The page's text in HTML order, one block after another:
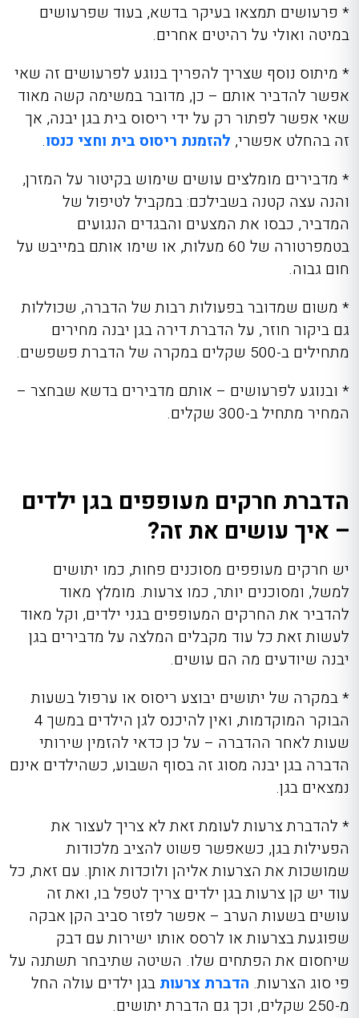
* פרעושים תמצאו בעיקר בדשא, בעוד שפרעושים
במיטה ואולי על רהיטים אחרים.
* מיתוס נוסף שצריך להפריך בנוגע לפרעושים זה שאי
אפשר להדביר אותם – כן, מדובר במשימה קשה מאוד
שאי אפשר לפתור רק על ידי ריסוס בית בגן יבנה, אך
זה בהחלט אפשרי, להזמנת ריסוס בית וחצי כנסו.
* מדבירים מומלצים עושים שימוש בקיטור על המזרן,
והנה עצה קטנה בשבילכם: במקביל לטיפול של
המדביר, כבסו את המצעים והבגדים הנגועים
בטמפרטורה של 60 מעלות, או שימו אותם במייבש על
חום גבוה.
* משום שמדובר בפעולות רבות של הדברה, שכוללות
גם ביקור חוזר, על הדברת דירה בגן יבנה מחירים
מתחילים ב-500 שקלים במקרה של הדברת פשפשים.
* ובנוגע לפרעושים – אותם מדבירים בדשא שבחצר –
המחיר מתחיל ב-300 שקלים.
הדברת חרקים מעופפים בגן ילדים
– איך עושים את זה?
יש חרקים מעופפים מסוכנים פחות, כמו יתושים
למשל, ומסוכנים יותר, כמו צרעות. מומלץ מאוד
להדביר את החרקים המעופפים בגני ילדים, וקל מאוד
לעשות זאת כל עוד מקבלים המלצה על מדבירים בגן
יבנה שיודעים מה הם עושים.
* במקרה של יתושים יבוצע ריסוס או ערפול בשעות
הבוקר המוקדמות, ואין להיכנס לגן הילדים במשך 4
שעות לאחר ההדברה – על כן כדאי להזמין שירותי
הדברה בגן יבנה מסוג זה בסוף השבוע, כשהילדים אינם
נמצאים בגן.
* להדברת צרעות לעומת זאת לא צריך לעצור את
הפעילות בגן, כשאפשר פשוט להציב מלכודות
שמושכות את הצרעות אליהן ולוכדות אותן. עם זאת, כל
עוד יש קן צרעות בגן ילדים צריך לטפל בו, ואת זה
עושים בשעות הערב – אפשר לפזר סביב הקן אבקה
שפוגעת בצרעות או לרסס אותו ישירות עם דבק
שיחסום את הפתחים שלו. השיטה שתיבחר תשתנה על
פי סוג הצרעות. הדברת צרעות בגן ילדים עולה החל
מ-250 שקלים, וכך גם הדברת יתושים.